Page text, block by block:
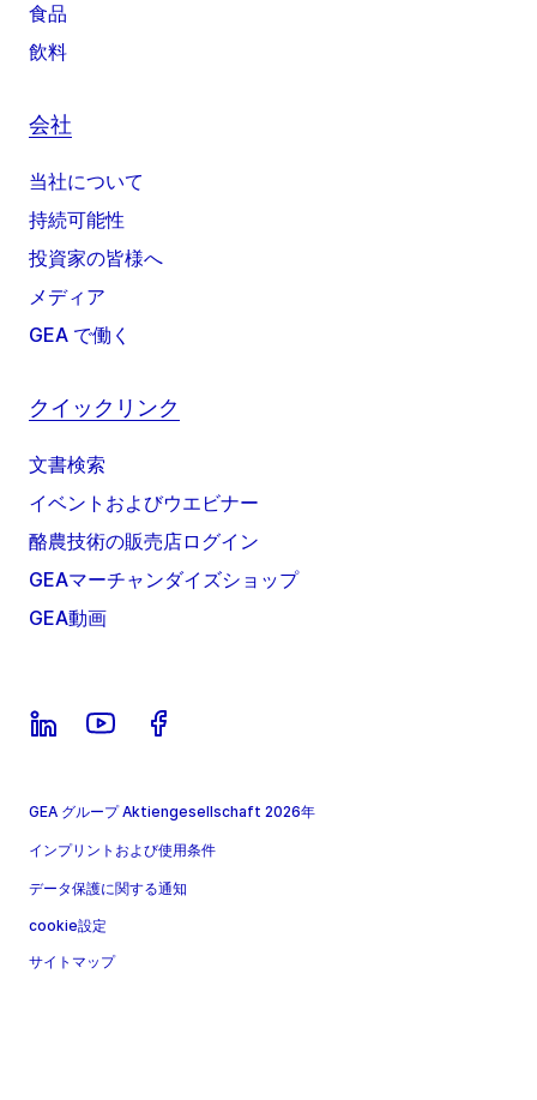
食品
飲料
会社
当社について
持続可能性
投資家の皆様へ
メディア
GEA で働く
クイックリンク
文書検索
イベントおよびウエビナー
酪農技術の販売店ログイン
GEAマーチャンダイズショップ
GEA動画
GEA グループ Aktiengesellschaft 2026年
インプリントおよび使用条件
データ保護に関する通知
cookie設定
サイトマップ